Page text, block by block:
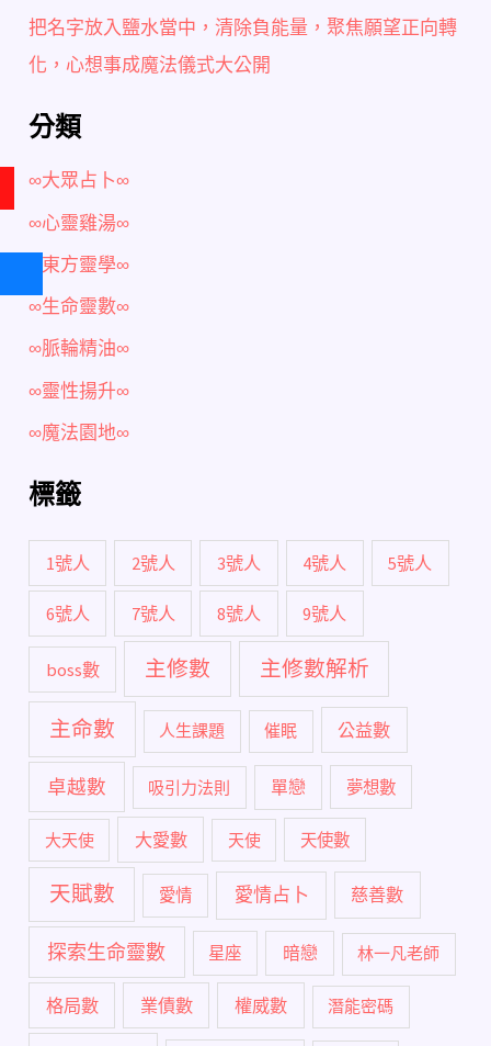
把名字放入鹽水當中，清除負能量，聚焦願望正向轉
化，心想事成魔法儀式大公開
分類
∞大眾占卜∞
∞心靈雞湯∞
∞東方靈學∞
∞生命靈數∞
∞脈輪精油∞
∞靈性揚升∞
∞魔法園地∞
標籤
1號人 2號人 3號人 4號人 5號人
6號人 7號人 8號人 9號人
boss數 主修數 主修數解析
主命數 人生課題 催眠 公益數
卓越數 吸引力法則 單戀 夢想數
大天使 大愛數 天使 天使數
天賦數 愛情 愛情占卜 慈善數
探索生命靈數 星座 暗戀 林一凡老師
格局數 業債數 權威數 潛能密碼